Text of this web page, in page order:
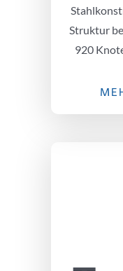
Struktur
920